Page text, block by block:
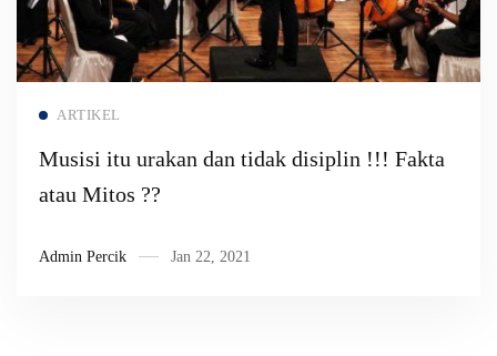
ARTIKEL
Musisi itu urakan dan tidak disiplin !!! Fakta
atau Mitos ??
Admin Percik Jan 22, 2021